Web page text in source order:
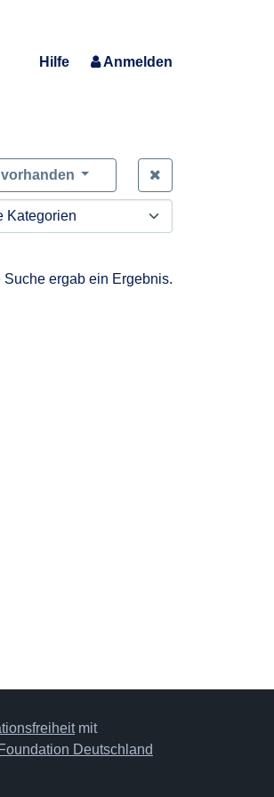
Hilfe Anmelden
Suche ergab ein Ergebnis.
mit
Deutschland